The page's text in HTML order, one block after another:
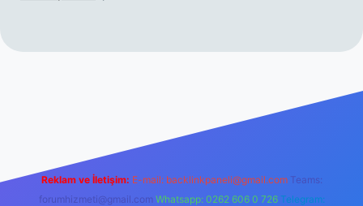
Reklam ve İletişim: E-mail: backlinkpaneli@gmail.com Teams:
forumhizmeti@gmail.com Whatsapp: 0262 606 0 726 Telegram: